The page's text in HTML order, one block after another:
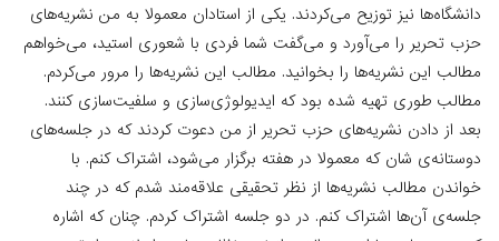
دانشگاه‌ها نیز توزیح می‌کردند. یکی از استادان معمولا به من نشریه‌های
حزب تحریر را می‌آورد و می‌گفت شما فردی با شعوری استید، می‌خواهم
مطالب این نشریه‌ها را بخوانید. مطالب این نشریه‌ها را مرور می‌کردم.
مطالب طوری تهیه شده بود که ایدیولوژی‌سازی و سلفیت‌سازی کنند.
بعد از دادن نشریه‌های حزب تحریر از من دعوت کردند که در جلسه‌های
دوستانه‌ی ‌‌شان که معمولا در هفته برگزار می‌شود، اشتراک کنم. با
خواندن مطالب نشریه‌ها از نظر تحقیقی علاقه‌مند شدم که در چند
جلسه‌‌‌ی آن‌ها اشتراک کنم. در دو جلسه اشتراک کردم. چنان ‌که اشاره